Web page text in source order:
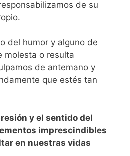
de su
del humor y alguno de
molesta o resulta
de antemano y
que estés tan
y el sentido del
imprescindibles
en nuestras vidas